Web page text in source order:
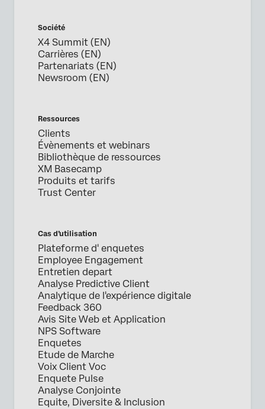
Société
X4 Summit (EN)
Carrières (EN)
Partenariats (EN)
Newsroom (EN)
Ressources
Clients
Évènements et webinars
Bibliothèque de ressources
XM Basecamp
Produits et tarifs
Trust Center
Cas d’utilisation
Plateforme d' enquetes
Employee Engagement
Entretien depart
Analyse Predictive Client
Analytique de l'expérience digitale
Feedback 360
Avis Site Web et Application
NPS Software
Enquetes
Etude de Marche
Voix Client Voc
Enquete Pulse
Analyse Conjointe
Equite, Diversite & Inclusion